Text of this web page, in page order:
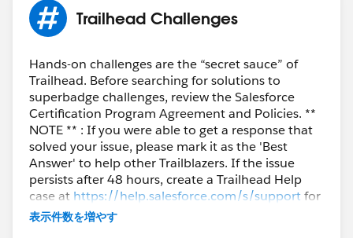
Trailhead Challenges
Hands-on challenges are the “secret sauce” of
Trailhead. Before searching for solutions to
superbadge challenges, review the Salesforce
Certification Program Agreement and Policies. **
NOTE ** : If you were able to get a response that
solved your issue, please mark it as the 'Best
Answer' to help other Trailblazers. If the issue
persists after 48 hours, create a Trailhead Help
case at https://help.salesforce.com/s/supportfor
further assistance.
表示件数を増やす